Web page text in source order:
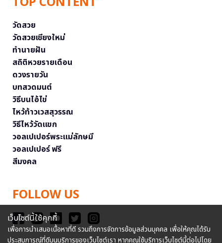
วัดสวย
วัดสวยเชียงใหม่
ทำนายฝัน
สถิติหวยรายเดือน
ดวงรายวัน
บทสวดมนต์
วิธีบนไอ้ไข่
ไหว้ท้าวเวสสุวรรณ
วิธีไหว้วัดแขก
วอลเปเปอร์พระแม่ลักษมี
วอลเปเปอร์ ฟรี
สีมงคล
FOLLOW US
เว็บไซต์นี้ใช้คุกกี้
เพื่อการนำเสนอเนื้อหาที่ดี รวมถึงการจัดการข้อมูลส่วนบุคคล เพื่อให้คุณได้รับ
ประสบการณ์ที่ดีบนบริการของเว็บไซต์เรา หากคุณใช้บริการเว็บไซต์นี้ต่อไปโดย